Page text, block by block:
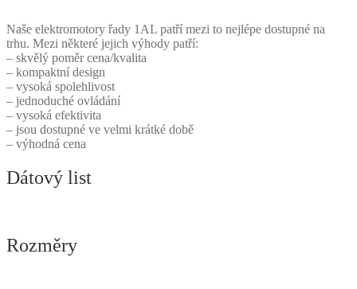
Naše elektromotory řady 1AL patří mezi to nejlépe dostupné na
trhu. Mezi některé jejich výhody patří:
– skvělý poměr cena/kvalita
– kompaktní design
– vysoká spolehlivost
– jednoduché ovládání
– vysoká efektivita
– jsou dostupné ve velmi krátké době
– výhodná cena
Dátový list
Rozměry